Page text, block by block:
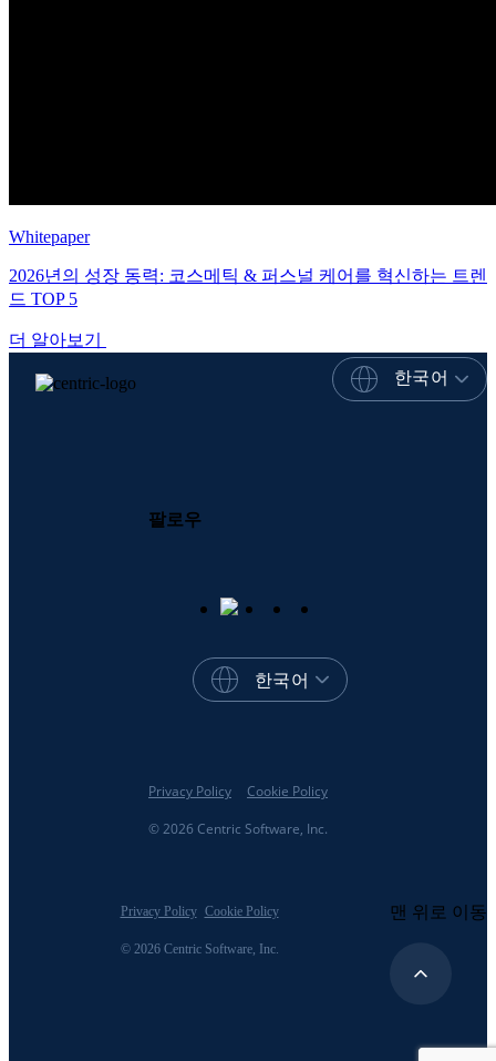
Whitepaper
2026년의 성장 동력: 코스메틱 & 퍼스널 케어를 혁신하는 트렌
드 TOP 5
더 알아보기
한국어
팔로우
한국어
© 2026 Centric Software, Inc.
Privacy Policy Cookie Policy
© 2026 Centric Software, Inc.
Privacy Policy Cookie Policy 맨 위로 이동